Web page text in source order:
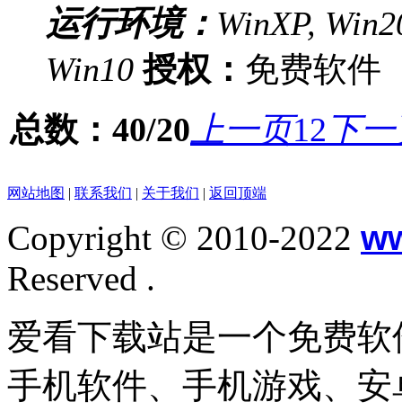
运行环境： WinXP,
Win10 授权： 免费软
总数：40/20 上一页12 下
网站地图 | 联系我们 | 关于我们 | 返回顶端
Copyright © 2010-2022
Reserved .
爱看下载站是一个免费
手机软件、手机游戏、